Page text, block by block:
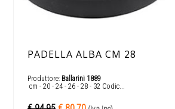
PADELLA ALBA CM 28
Produttore: Ballarini 1889
cm - 20 - 24 - 26 - 28 - 32 Codic...